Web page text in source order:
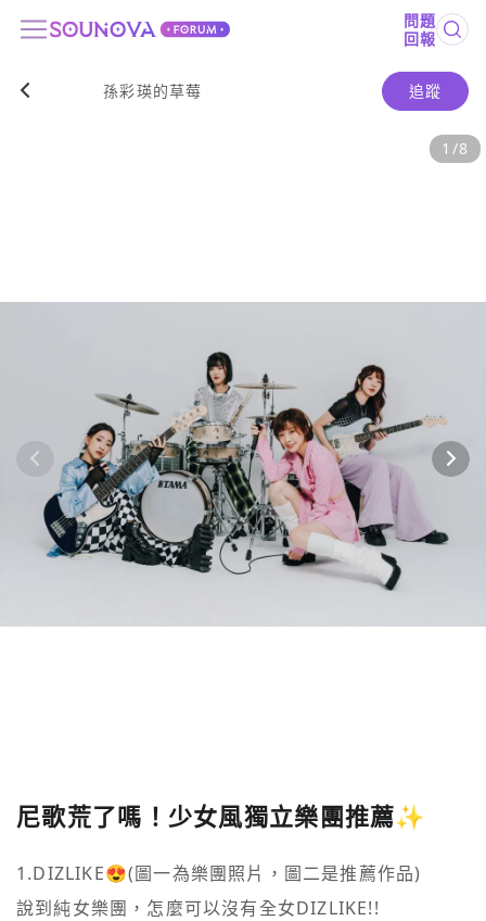
問題
回報
1 /8
孫彩瑛的草莓 追蹤
尼歌荒了嗎！少女風獨立樂團推薦✨
1.DIZLIKE😍(圖一為樂團照片，圖二是推薦作品)
說到純女樂團，怎麼可以沒有全女DIZLIKE!!